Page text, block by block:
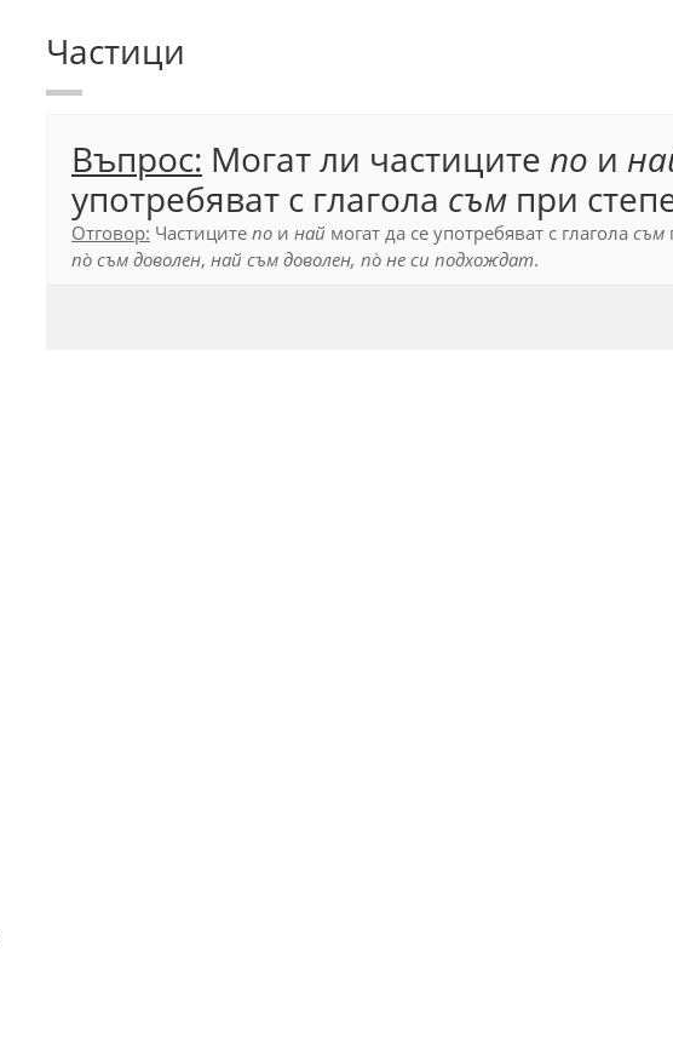
Частици
Въпрос: Могат ли частиците по и
употребяват с глагола съм при
Отговор: Частиците по и най могат да се употребяват с глагола съм
по̀ съм доволен, най съм доволен, по̀ не си подхождат.
Граматика на съвременния български книжовен език. Т. 2.